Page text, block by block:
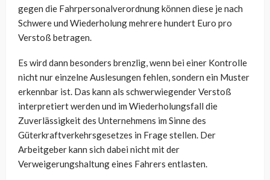
gegen die Fahrpersonalverordnung können diese je nach
Schwere und Wiederholung mehrere hundert Euro pro
Verstoß betragen.
Es wird dann besonders brenzlig, wenn bei einer Kontrolle
nicht nur einzelne Auslesungen fehlen, sondern ein Muster
erkennbar ist. Das kann als schwerwiegender Verstoß
interpretiert werden und im Wiederholungsfall die
Zuverlässigkeit des Unternehmens im Sinne des
Güterkraftverkehrsgesetzes in Frage stellen. Der
Arbeitgeber kann sich dabei nicht mit der
Verweigerungshaltung eines Fahrers entlasten.